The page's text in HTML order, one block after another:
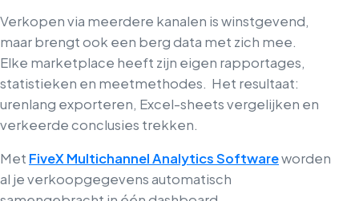
Verkopen via meerdere kanalen is winstgevend,
maar brengt ook een berg data met zich mee.
Elke marketplace heeft zijn eigen rapportages,
statistieken en meetmethodes. Het resultaat:
urenlang exporteren, Excel-sheets vergelijken en
verkeerde conclusies trekken.
Met FiveX Multichannel Analytics Softwareworden
al je verkoopgegevens automatisch